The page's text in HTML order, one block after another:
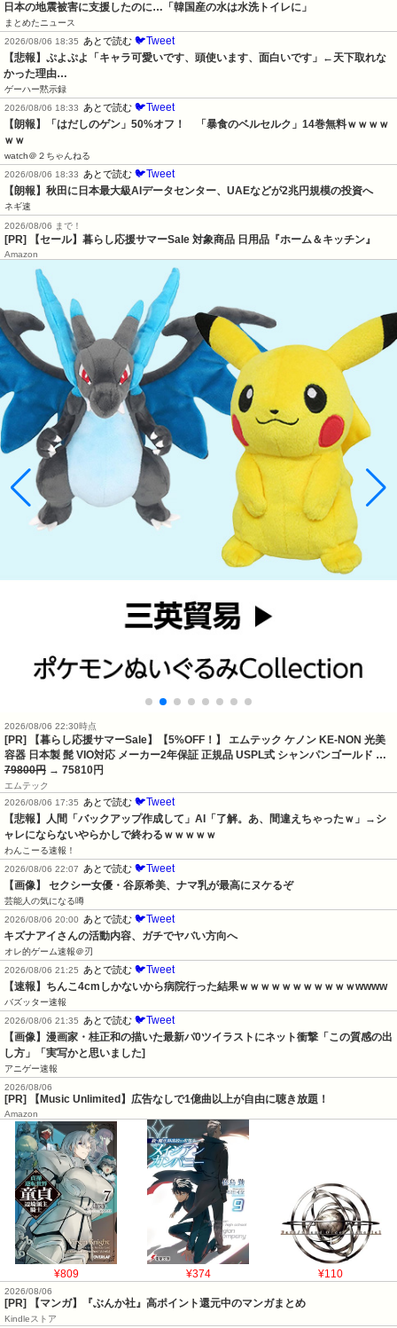
日本の地震被害に支援したのに…「韓国産の水は水洗トイレに」
まとめたニュース
2026/08/06 18:35
あとで読む 🐦Tweet
【悲報】ぷよぷよ「キャラ可愛いです、頭使います、面白いです」←天下取れな
かった理由…
ゲーハー黙示録
2026/08/06 18:33
あとで読む 🐦Tweet
【朗報】「はだしのゲン」50%オフ！　「暴食のベルセルク」14巻無料ｗｗｗｗ
ｗｗ
watch＠２ちゃんねる
2026/08/06 18:33
あとで読む 🐦Tweet
【朗報】秋田に日本最大級AIデータセンター、UAEなどが2兆円規模の投資へ
ネギ速
2026/08/06 まで！
[PR] 【セール】暮らし応援サマーSale 対象商品 日用品『ホーム＆キッチン』
Amazon
2026/08/06 22:30時点
[PR] 【暮らし応援サマーSale】【5%OFF！】 エムテック ケノン KE-NON 光美
容器 日本製 髭 VIO対応 メーカー2年保証 正規品 USPL式 シャンパンゴールド …
79800円 → 75810円
エムテック
2026/08/06 17:35
あとで読む 🐦Tweet
【悲報】人間「バックアップ作成して」AI「了解。あ、間違えちゃったｗ」→シ
ャレにならないやらかしで終わるｗｗｗｗｗ
わんこーる速報！
2026/08/06 22:07
あとで読む 🐦Tweet
【画像】 セクシー女優・谷原希美、ナマ乳が最高にヌケるぞ
芸能人の気になる噂
2026/08/06 20:00
あとで読む 🐦Tweet
キズナアイさんの活動内容、ガチでヤバい方向へ
オレ的ゲーム速報＠刃
2026/08/06 21:25
あとで読む 🐦Tweet
【速報】ちんこ4cmしかないから病院行った結果ｗｗｗｗｗｗｗｗｗｗｗwwww
バズッター速報
2026/08/06 21:35
あとで読む 🐦Tweet
【画像】漫画家・桂正和の描いた最新パ0ツイラストにネット衝撃「この質感の出
し方」「実写かと思いました]
アニゲー速報
2026/08/06
[PR] 【Music Unlimited】広告なしで1億曲以上が自由に聴き放題！
Amazon
¥809 ¥374 ¥110
2026/08/06
[PR] 【マンガ】『ぶんか社』高ポイント還元中のマンガまとめ
Kindleストア